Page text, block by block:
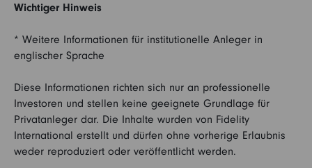
Wichtiger Hinweis
* Weitere Informationen für institutionelle Anleger in
englischer Sprache
Diese Informationen richten sich nur an professionelle
Investoren und stellen keine geeignete Grundlage für
Privatanleger dar. Die Inhalte wurden von Fidelity
International erstellt und dürfen ohne vorherige Erlaubnis
weder reproduziert oder veröffentlicht werden.